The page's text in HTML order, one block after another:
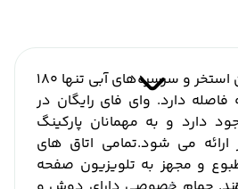
افتالیا اوشن با داشتن استخر و سرسره‌های آبی تنها 180
فاصله دارد. وای فای رایگان در
دارد و به مهمانان پارکینگ
ارائه می شود.تمامی اتاق های
و مجهز به تلویزیون صفحه